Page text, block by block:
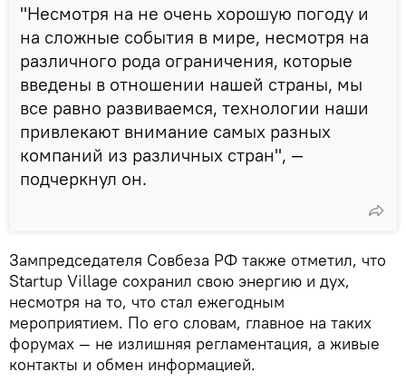
"Несмотря на не очень хорошую погоду и
на сложные события в мире, несмотря на
различного рода ограничения, которые
введены в отношении нашей страны, мы
все равно развиваемся, технологии наши
привлекают внимание самых разных
компаний из различных стран", —
подчеркнул он.
Зампредседателя Совбеза РФ также отметил, что
Startup Village сохранил свою энергию и дух,
несмотря на то, что стал ежегодным
мероприятием. По его словам, главное на таких
форумах — не излишняя регламентация, а живые
контакты и обмен информацией.